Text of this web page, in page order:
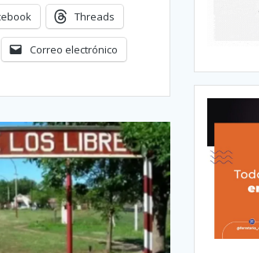
Threads
Correo electrónico